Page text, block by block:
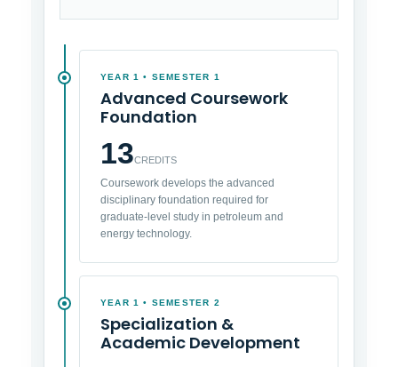
YEAR 1 • SEMESTER 1
Advanced Coursework
Foundation
13CREDITS
Coursework develops the advanced
disciplinary foundation required for
graduate-level study in petroleum and
energy technology.
YEAR 1 • SEMESTER 2
Specialization &
Academic Development